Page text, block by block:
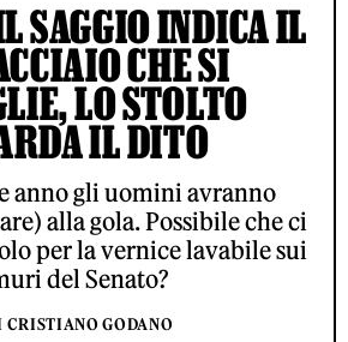
SAGGIO INDICA IL
CHE SI
LO STOLTO
IL DITO
anno gli uomini avranno
alla gola. Possibile che ci
per la vernice lavabile sui
del Senato?
CRISTIANO GODANO